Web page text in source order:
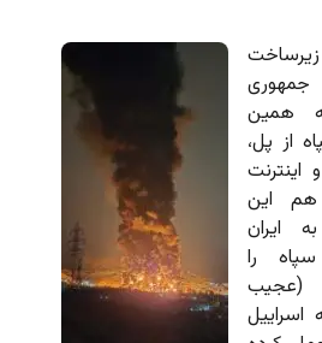
زیرساخت
همین
از پل،
اینترنت
هم این
ایران
را
(عجیب
اسراییل